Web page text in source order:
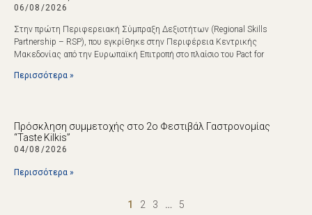
06/08/2026
Στην πρώτη Περιφερειακή Σύμπραξη Δεξιοτήτων (Regional Skills
Partnership – RSP), που εγκρίθηκε στην Περιφέρεια Κεντρικής
Μακεδονίας από την Ευρωπαϊκή Επιτροπή στο πλαίσιο του Pact for
Περισσότερα »
Πρόσκληση συμμετοχής στο 2ο Φεστιβάλ Γαστρονομίας
“Taste Kilkis”
04/08/2026
Περισσότερα »
1 2 3 … 5